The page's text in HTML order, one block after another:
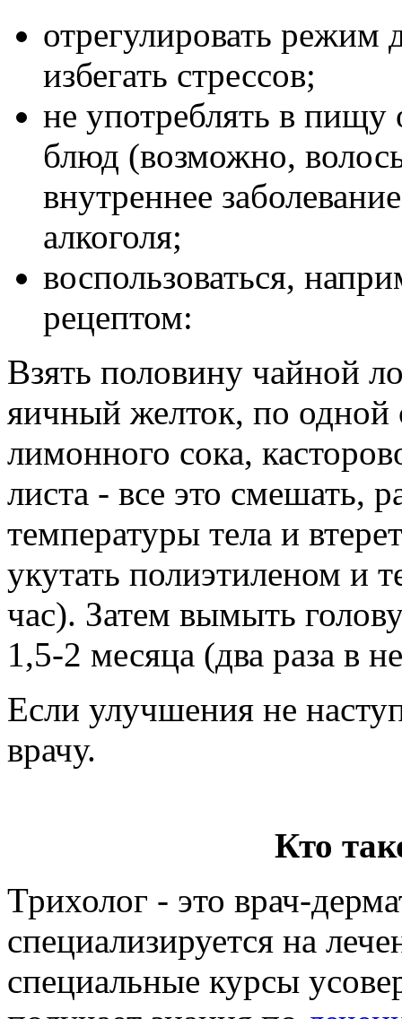
отрегулировать режим
избегать стрессов;
не употреблять в
блюд (возможно,
внутреннее
алкоголя;
воспользоваться,
рецептом:
Взять половину чайной
яичный желток, по одной
лимонного сока,
листа - все это смешать,
температуры тела и
укутать полиэтиленом и
час). Затем вымыть
1,5-2 месяца (два раза в
Если улучшения не
врачу.
Кто
Трихолог - это врач-
специализируется на
специальные курсы